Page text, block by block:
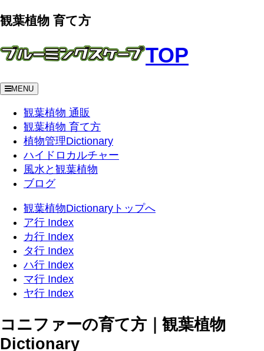
観葉植物 育て方
TOP
MENU
観葉植物 通販
観葉植物 育て方
植物管理Dictionary
ハイドロカルチャー
風水と観葉植物
ブログ
観葉植物Dictionaryトップへ
ア行 Index
カ行 Index
タ行 Index
ハ行 Index
マ行 Index
ヤ行 Index
コニファーの育て方｜観葉植物
Dictionary